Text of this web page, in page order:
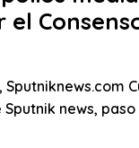
news,